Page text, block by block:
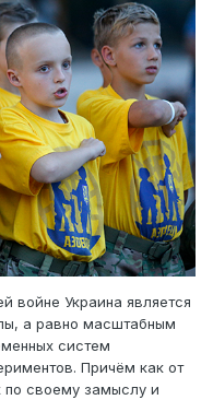
войне Украина является
а равно масштабным
систем
Причём как от
по своему замыслу и